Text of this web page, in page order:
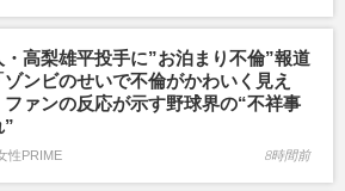
・高梨雄平投手に”お泊まり不倫”報道
ゾンビのせいで不倫がかわいく見え
ファンの反応が示す野球界の“不祥事
”
性PRIME 8時間前